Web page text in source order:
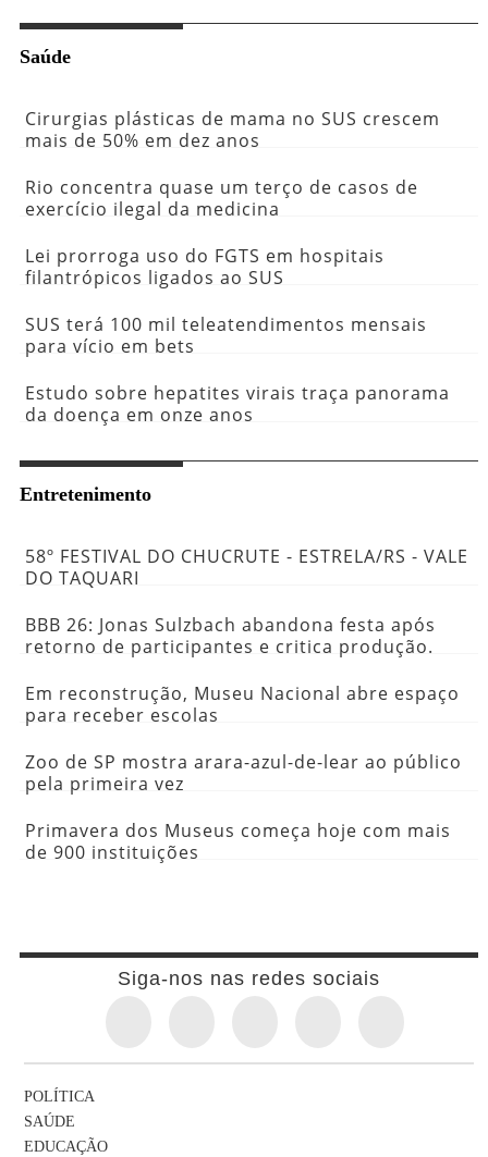
Saúde
Cirurgias plásticas de mama no SUS crescem
mais de 50% em dez anos
Rio concentra quase um terço de casos de
exercício ilegal da medicina
Lei prorroga uso do FGTS em hospitais
filantrópicos ligados ao SUS
SUS terá 100 mil teleatendimentos mensais
para vício em bets
Estudo sobre hepatites virais traça panorama
da doença em onze anos
Entretenimento
58º FESTIVAL DO CHUCRUTE - ESTRELA/RS - VALE
DO TAQUARI
BBB 26: Jonas Sulzbach abandona festa após
retorno de participantes e critica produção.
Em reconstrução, Museu Nacional abre espaço
para receber escolas
Zoo de SP mostra arara-azul-de-lear ao público
pela primeira vez
Primavera dos Museus começa hoje com mais
de 900 instituições
Siga-nos nas redes sociais
POLÍTICA
SAÚDE
EDUCAÇÃO